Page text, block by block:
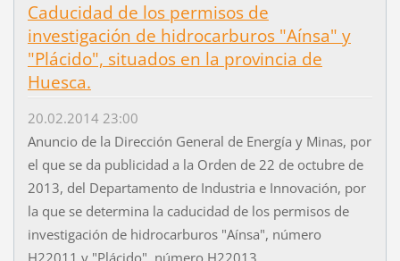
Caducidad de los permisos de
investigación de hidrocarburos "Aínsa" y
"Plácido", situados en la provincia de
Huesca.
20.02.2014 23:00
Anuncio de la Dirección General de Energía y Minas, por
el que se da publicidad a la Orden de 22 de octubre de
2013, del Departamento de Industria e Innovación, por
la que se determina la caducidad de los permisos de
investigación de hidrocarburos "Aínsa", número